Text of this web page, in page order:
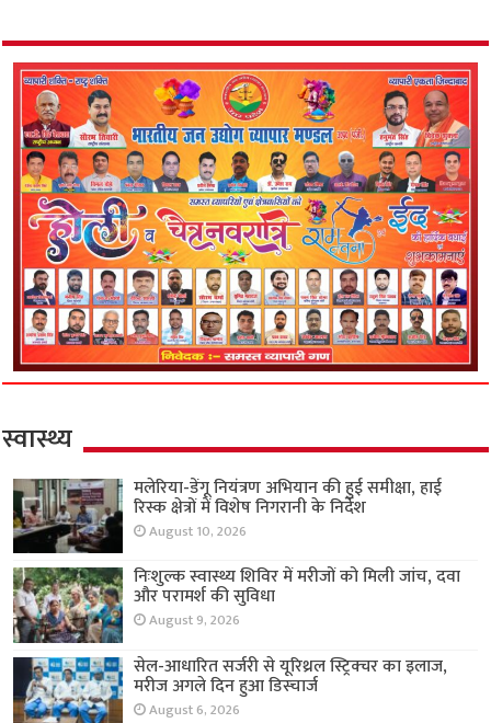
स्वास्थ्य
मलेरिया-डेंगू नियंत्रण अभियान की हुई समीक्षा, हाई
रिस्क क्षेत्रों में विशेष निगरानी के निर्देश
August 10, 2026
निःशुल्क स्वास्थ्य शिविर में मरीजों को मिली जांच, दवा
और परामर्श की सुविधा
August 9, 2026
सेल-आधारित सर्जरी से यूरिथ्रल स्ट्रिक्चर का इलाज,
मरीज अगले दिन हुआ डिस्चार्ज
August 6, 2026